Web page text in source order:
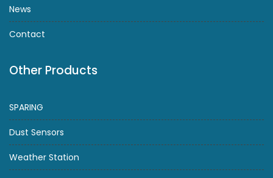
News
Contact
Other Products
SPARING
Dust Sensors
Weather Station